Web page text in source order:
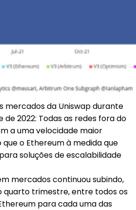
mercados da Uniswap durante
de 2022: Todas as redes fora do
a uma velocidade maior
o Ethereum à medida que
soluções de escalabilidade
mercados continuou subindo,
quarto trimestre, entre todos os
para cada uma das